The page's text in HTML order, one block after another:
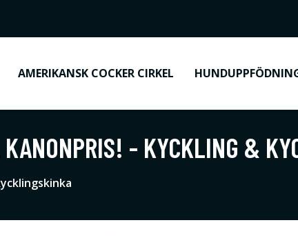
AMERIKANSK COCKER CIRKEL
- KYCKLING &